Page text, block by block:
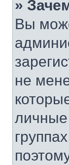
»
Вы
не
личные